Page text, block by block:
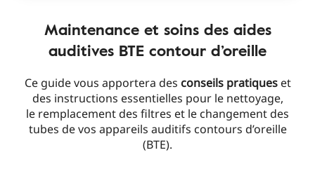
Maintenance et soins des aides
auditives BTE contour d’oreille
Ce guide vous apportera des conseils pratiques et
des instructions essentielles pour le nettoyage,
le remplacement des filtres et le changement des
tubes de vos appareils auditifs contours d’oreille
(BTE).